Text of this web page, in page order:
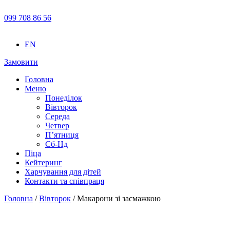
099 708 86 56
EN
Замовити
Головна
Меню
Понеділок
Вівторок
Середа
Четвер
П’ятниця
Сб-Нд
Піца
Кейтеринг
Харчування для дітей
Контакти та співпраця
Головна /Вівторок / Макарони зі засмажкою